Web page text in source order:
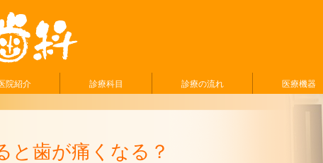
院紹介 診療科目 診療の流れ 医療機器
と歯が痛くなる？